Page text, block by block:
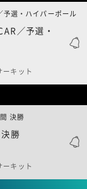
／予選・
選・ハイパーポール
ーキット
勝
決勝
ーキット